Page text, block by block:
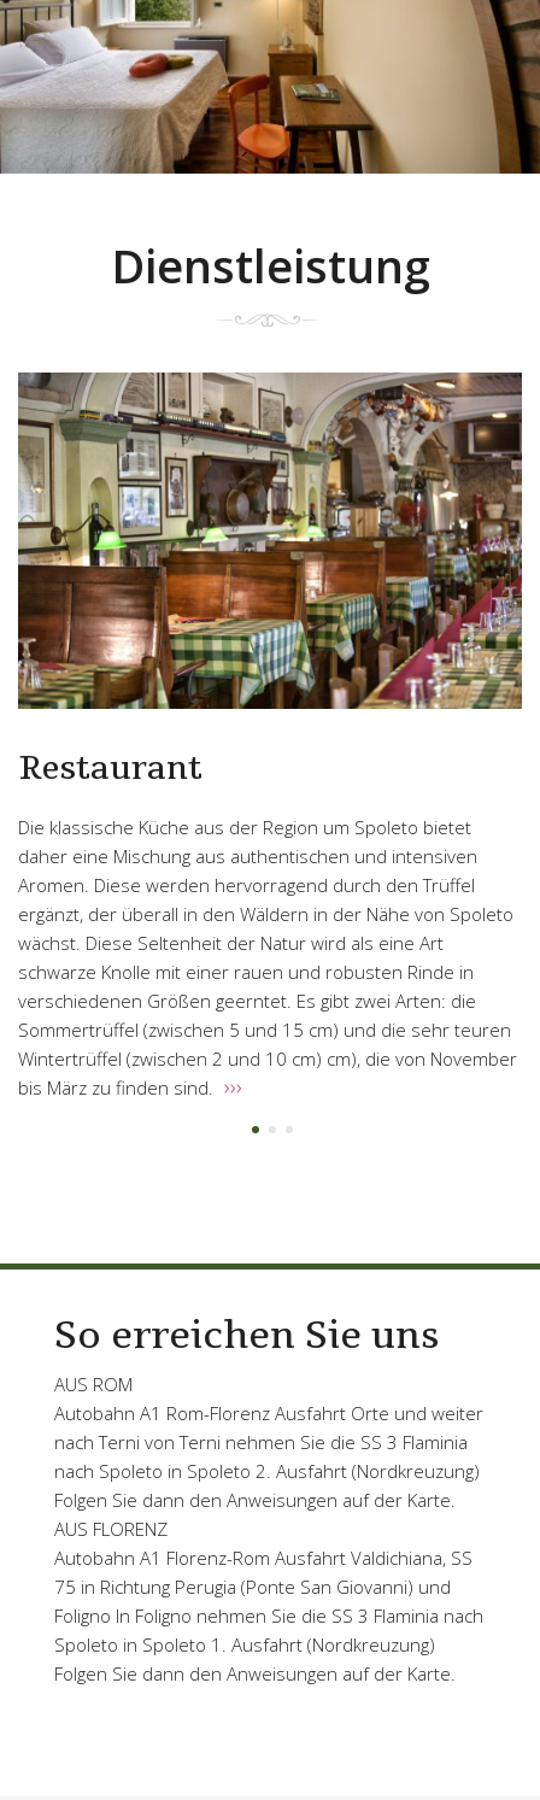
Dienstleistung
Restaurant
Die klassische Küche aus der Region um Spoleto bietet
daher eine Mischung aus authentischen und intensiven
Aromen. Diese werden hervorragend durch den Trüffel
ergänzt, der überall in den Wäldern in der Nähe von Spoleto
wächst. Diese Seltenheit der Natur wird als eine Art
schwarze Knolle mit einer rauen und robusten Rinde in
verschiedenen Größen geerntet. Es gibt zwei Arten: die
Sommertrüffel (zwischen 5 und 15 cm) und die sehr teuren
Wintertrüffel (zwischen 2 und 10 cm) cm), die von November
bis März zu finden sind.
›››
1 2 3
So erreichen Sie uns
AUS ROM
Autobahn A1 Rom-Florenz Ausfahrt Orte und weiter
nach Terni von Terni nehmen Sie die SS 3 Flaminia
nach Spoleto in Spoleto 2. Ausfahrt (Nordkreuzung)
Folgen Sie dann den Anweisungen auf der Karte.
AUS FLORENZ
Autobahn A1 Florenz-Rom Ausfahrt Valdichiana, SS
75 in Richtung Perugia (Ponte San Giovanni) und
Foligno In Foligno nehmen Sie die SS 3 Flaminia nach
Spoleto in Spoleto 1. Ausfahrt (Nordkreuzung)
Folgen Sie dann den Anweisungen auf der Karte.